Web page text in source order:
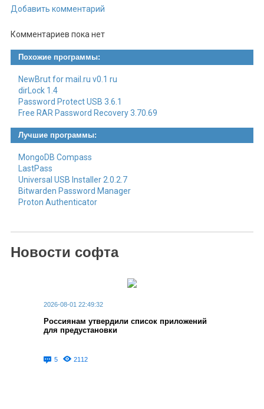
Запустите Программу:
Выберите Заблокированную Папку:
Разблокируйте Папку:
разблокируйте выбранную папку, получив полный
доступ.
CS Easy Unlockerобеспечивает быстрое и простое решение
для снятия ограничений доступа к папкам в Windows,
предоставляя полный контроль над вашими данными.
Добавить комментарий
Комментариев пока нет
Похожие программы:
NewBrut for mail.ru v0.1 ru
dirLock 1.4
Password Protect USB 3.6.1
Free RAR Password Recovery 3.70.69
Лучшие программы:
MongoDB Compass
LastPass
Universal USB Installer 2.0.2.7
Bitwarden Password Manager
Proton Authenticator
Новости софта
2026-08-01 22:49:32
Россиянам утвердили список приложений
для предустановки
5 2112